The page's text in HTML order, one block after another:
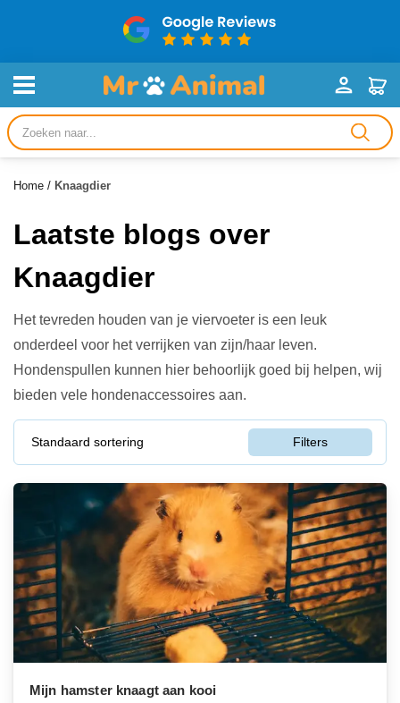
Producten
zoeken
Home / Knaagdier
Laatste blogs over
Knaagdier
Het tevreden houden van je viervoeter is een leuk
onderdeel voor het verrijken van zijn/haar leven.
Hondenspullen kunnen hier behoorlijk goed bij helpen, wij
bieden vele hondenaccessoires aan.
Standaard sortering Filters
Mijn hamster knaagt aan kooi